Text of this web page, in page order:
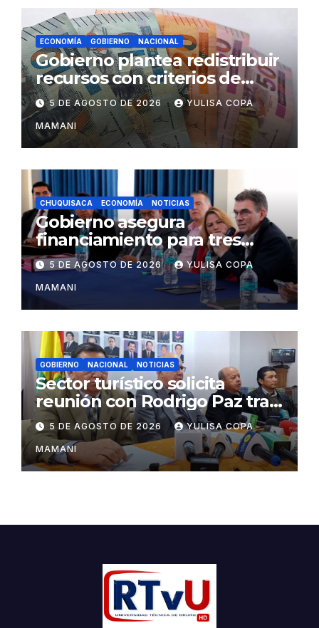
ECONOMÍA GOBIERNO NACIONAL
Gobierno plantea redistribuir
recursos con criterios de
eficiencia y esfuerzo fiscal
5 DE AGOSTO DE 2026 YULISA COPA
MAMANI
CHUQUISACA ECONOMÍA NOTICIAS
Gobierno asegura
financiamiento para tres
proyectos estratégicos de
Chuquisaca
5 DE AGOSTO DE 2026 YULISA COPA
MAMANI
GOBIERNO NACIONAL NOTICIAS
Sector turístico solicita
reunión con Rodrigo Paz tras
cambios en la administración
del turismo
5 DE AGOSTO DE 2026 YULISA COPA
MAMANI